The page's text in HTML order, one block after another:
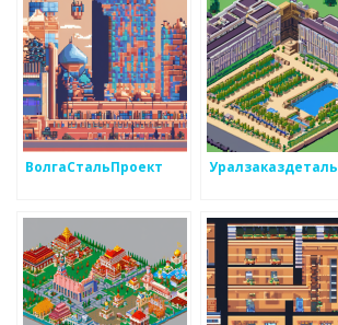
ВолгаСтальПроект Уралзаказдеталь